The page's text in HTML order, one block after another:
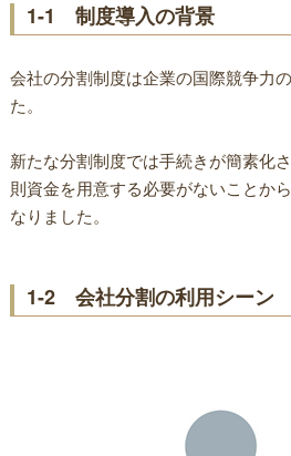
1-1 制度導入の背景
会社の分割制度は企業の国際競争力
た。
新たな分割制度では手続きが簡素化
則資金を用意する必要がないことか
なりました。
1-2 会社分割の利用シーン